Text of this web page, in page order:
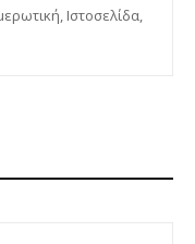
Iστοσελίδα,